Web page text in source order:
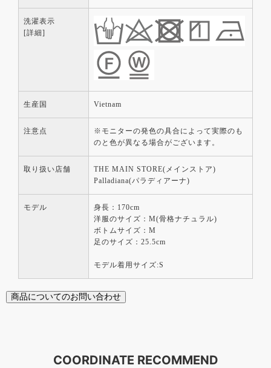
洗濯表示
[詳細]
生産国 Vietnam
注意点
※モニターの発色の具合によって実際のも
のと色が異なる場合がございます。
取り扱い店舗
THE MAIN STORE(メインストア)
Palladiana(パラディアーナ)
モデル
身長：170cm
洋服のサイズ：M(骨格ナチュラル)
ボトムサイズ：M
足のサイズ：25.5cm
モデル着用サイズ:S
商品についてのお問い合わせ
COORDINATE RECOMMEND